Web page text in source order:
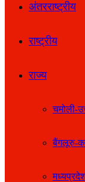
अंतरराष्ट्रीय
राष्ट्रीय
राज्य
चमोली-
बैंगलूरु-